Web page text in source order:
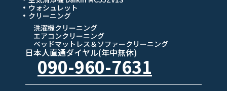
日本人直通ダイヤル(年中無休)
090-960-7631
ウォシュレット
クリーニング
洗濯機クリーニング
エアコンクリーニング
ベッドマットレス＆ソファークリーニング